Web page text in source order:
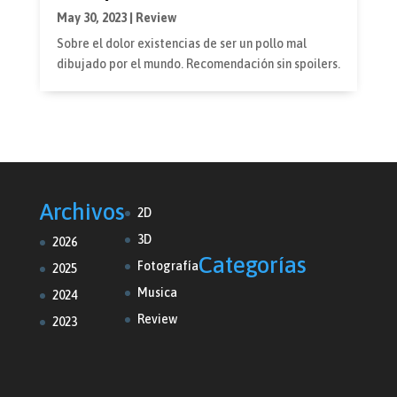
May 30, 2023|
Review
Sobre el dolor existencias de ser un pollo mal
dibujado por el mundo. Recomendación sin spoilers.
Archivos
2026
2025
2024
2023
2D
3D
Fotografía
Musica
Review
Categorías